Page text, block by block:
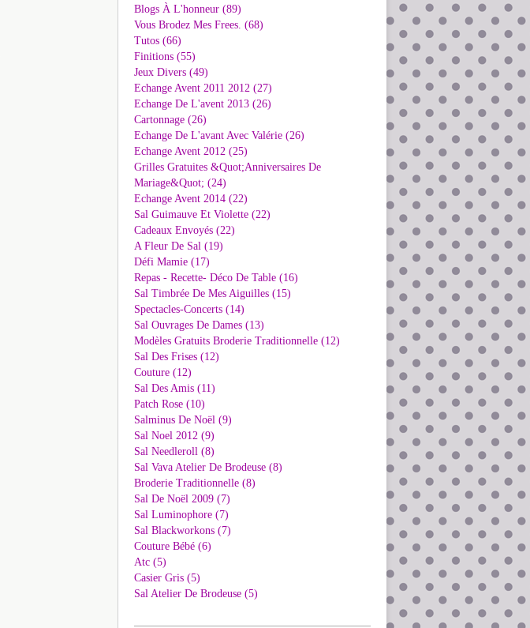
Blogs À L'honneur (89)
Vous Brodez Mes Frees. (68)
Tutos (66)
Finitions (55)
Jeux Divers (49)
Echange Avent 2011 2012 (27)
Echange De L'avent 2013 (26)
Cartonnage (26)
Echange De L'avant Avec Valérie (26)
Echange Avent 2012 (25)
Grilles Gratuites &Quot;Anniversaires De
Mariage&Quot; (24)
Echange Avent 2014 (22)
Sal Guimauve Et Violette (22)
Cadeaux Envoyés (22)
A Fleur De Sal (19)
Défi Mamie (17)
Repas - Recette- Déco De Table (16)
Sal Timbrée De Mes Aiguilles (15)
Spectacles-Concerts (14)
Sal Ouvrages De Dames (13)
Modèles Gratuits Broderie Traditionnelle (12)
Sal Des Frises (12)
Couture (12)
Sal Des Amis (11)
Patch Rose (10)
Salminus De Noël (9)
Sal Noel 2012 (9)
Sal Needleroll (8)
Sal Vava Atelier De Brodeuse (8)
Broderie Traditionnelle (8)
Sal De Noël 2009 (7)
Sal Luminophore (7)
Sal Blackworkons (7)
Couture Bébé (6)
Atc (5)
Casier Gris (5)
Sal Atelier De Brodeuse (5)